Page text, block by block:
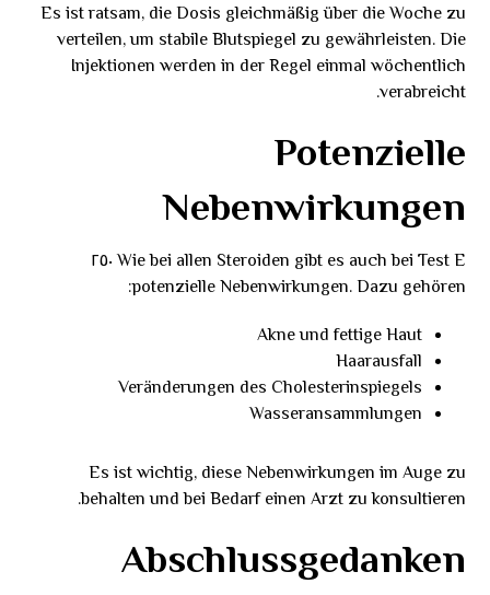
Es ist ratsam, die Dosis gleichmäßig über die Woche zu
verteilen, um stabile Blutspiegel zu gewährleisten. Die
Injektionen werden in der Regel einmal wöchentlich
verabreicht.
Potenzielle
Nebenwirkungen
Wie bei allen Steroiden gibt es auch bei Test E ٢٥٠
potenzielle Nebenwirkungen. Dazu gehören:
Akne und fettige Haut
Haarausfall
Veränderungen des Cholesterinspiegels
Wasseransammlungen
Es ist wichtig, diese Nebenwirkungen im Auge zu
behalten und bei Bedarf einen Arzt zu konsultieren.
Abschlussgedanken